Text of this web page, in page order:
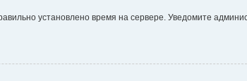
установлено время на сервере. Уведомите